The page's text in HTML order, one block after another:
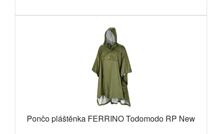
Pončo pláštěnka FERRINO Todomodo RP New